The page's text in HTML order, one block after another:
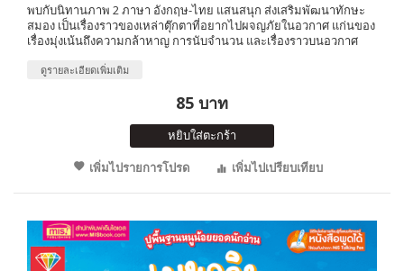
พบกับนิทานภาพ 2 ภาษา อังกฤษ-ไทย แสนสนุก ส่งเสริมพัฒนาทักษะ
สมอง เป็นเรื่องราวของเหล่าตุ๊กตาที่อยากไปผจญภัยในอวกาศ แก่นของ
เรื่องมุ่งเน้นถึงความกล้าหาญ การนับจำนวน และเรื่องราวบนอวกาศ
ดูรายละเอียดเพิ่มเติม
85 บาท
หยิบใส่ตะกร้า
เพิ่มไปรายการโปรด
เพิ่มไปเปรียบเทียบ